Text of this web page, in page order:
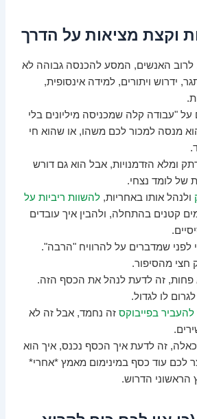
לרוב האנשים, המסע להכנסה גבוהה לא
ידרוש ויתורים, למידה אינסופית,
על "עבודה קלה שמכניסה מיליונים בלי
מנסה למכור לכם משהו, או שהוא חי
ומלא הזדמנויות, אבל הוא גם דורש
של לומד נצחי.
ולנהל אותו באחריות,להשוות ריביות על
קטנים בהתחלה, ולהבין איך עובדים
שמדברים על להרוויח "הרבה".
חצי מהסיפור.
פחות, זה לדעת לנהל את הכסף הזה.
לו לגדול.
בפייבוקס זה נחמד, אבל זה לא
זה לדעת איך הכסף נכנס, איך הוא
לכם עוד כסף במינימום מאמץ *אחרי*
הדרוש.